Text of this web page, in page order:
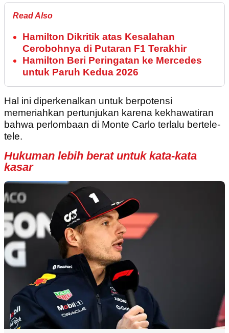
Read Also
Hamilton Dikritik atas Kesalahan
Cerobohnya di Putaran F1 Terakhir
Hamilton Beri Peringatan ke Mercedes
untuk Paruh Kedua 2026
Hal ini diperkenalkan untuk berpotensi
memeriahkan pertunjukan karena kekhawatiran
bahwa perlombaan di Monte Carlo terlalu bertele-
tele.
Hukuman lebih berat untuk kata-kata
kasar